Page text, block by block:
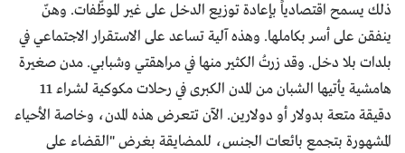
ذلك يسمح اقتصادياً بإعادة توزيع الدخل على غير الموظّفات. وهنّ
ينفقن على أسر بكاملها. وهذه آلية تساعد على الاستقرار الاجتماعي في
بلدات بلا دخل. وقد زرتُ الكثير منها في مراهقتي وشبابي. مدن صغيرة
هامشية يأتيها الشبان من المدن الكبرى في رحلات مكوكية لشراء 11
دقيقة متعة بدولار أو دولارين. الآن تتعرض هذه المدن، وخاصة الأحياء
المشهورة بتجمع بائعات الجنس، للمضايقة بغرض "القضاء على